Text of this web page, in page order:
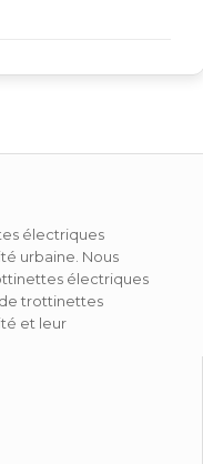
électriques
urbaine. Nous
électriques
trottinettes
et leur